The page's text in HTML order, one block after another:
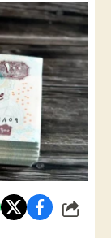
شارك